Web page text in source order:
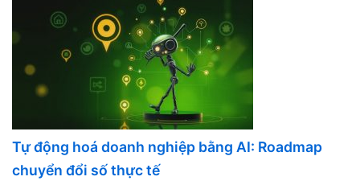
Tự động hoá doanh nghiệp bằng AI: Roadmap
chuyển đổi số thực tế